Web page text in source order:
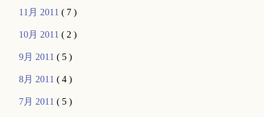
11月 2011( 7 )
10月 2011( 2 )
9月 2011( 5 )
8月 2011( 4 )
7月 2011( 5 )